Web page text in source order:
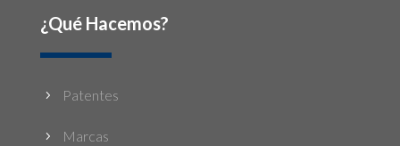
¿Qué Hacemos?
5 Patentes
5 Marcas